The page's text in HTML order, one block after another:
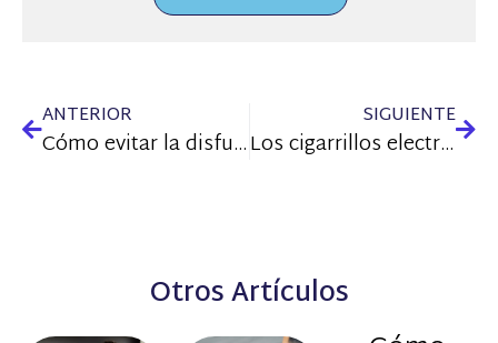
ANTERIOR
Cómo evitar la disfunción eréctil
SIGUIENTE
Los cigarrillos electrónicos y el riesgo de disfunción eréctil
Otros Artículos